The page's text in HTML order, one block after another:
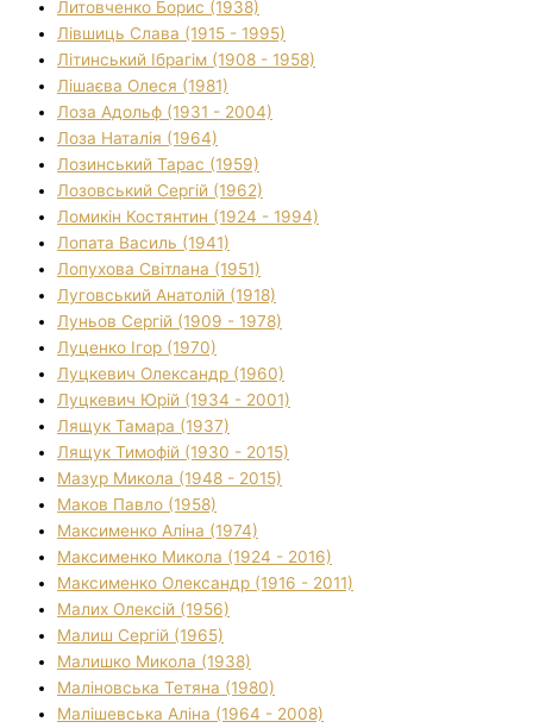
Литовченко Борис (1938)
Лівшиць Слава (1915 - 1995)
Літинський Ібрагім (1908 - 1958)
Лішаєва Олеся (1981)
Лоза Адольф (1931 - 2004)
Лоза Наталія (1964)
Лозинський Тарас (1959)
Лозовський Сергій (1962)
Ломикін Костянтин (1924 - 1994)
Лопата Василь (1941)
Лопухова Світлана (1951)
Луговський Анатолій (1918)
Луньов Сергій (1909 - 1978)
Луценко Ігор (1970)
Луцкевич Олександр (1960)
Луцкевич Юрій (1934 - 2001)
Лящук Тамара (1937)
Лящук Тимофій (1930 - 2015)
Мазур Микола (1948 - 2015)
Маков Павло (1958)
Максименко Аліна (1974)
Максименко Микола (1924 - 2016)
Максименко Олександр (1916 - 2011)
Малих Олексій (1956)
Малиш Сергій (1965)
Малишко Микола (1938)
Маліновська Тетяна (1980)
Малішевська Аліна (1964 - 2008)